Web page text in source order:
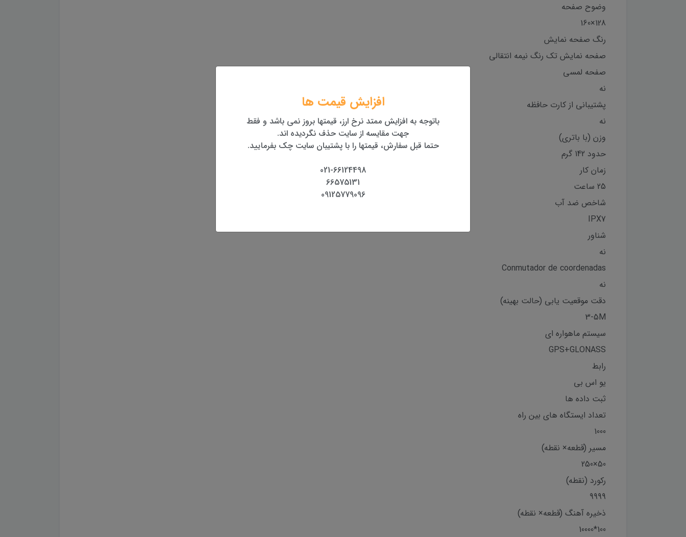
وضوح صفحه
128×160
رنگ صفحه نمایش
صفحه نمایش تک رنگ نیمه انتقالی
صفحه لمسی
نه
پشتیبانی از کارت حافظه
نه
وزن (با باتری)
حدود 142 گرم
زمان کار
25 ساعت
شاخص ضد آب
IPX7
شناور
نه
Conmutador de coordenadas
نه
دقت موقعیت یابی (حالت بهینه)
3-5M
سیستم ماهواره ای
GPS+GLONASS
رابط
یو اس بی
ثبت داده ها
تعداد ایستگاه های بین راه
1000
مسیر (قطعه× نقطه)
50×250
رکورد (نقطه)
9999
ذخیره آهنگ (قطعه× نقطه)
100*10000
افزایش قیمت ها
باتوجه به افزایش ممتد نرخ ارز، قیمتها بروز نمی باشد و فقط
جهت مقایسه از سایت حذف نگردیده اند.
حتما قبل سفارش، قیمتها را با پشتیبان سایت چک بفرمایید.
021-66124498
66575131
09125779096